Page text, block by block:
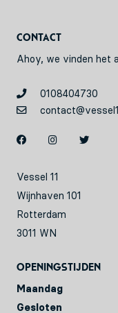
Contact
Ahoy, we vinden het
0108404730
Vessel 11
Wijnhaven 101
Rotterdam
3011 WN
Openingstijden
Maandag
Gesloten